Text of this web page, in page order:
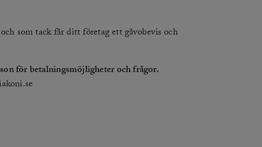
som tack får ditt företag ett gåvobevis och
för betalningsmöjligheter och frågor.